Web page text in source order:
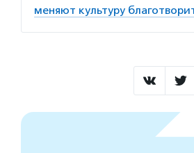
меняют культуру